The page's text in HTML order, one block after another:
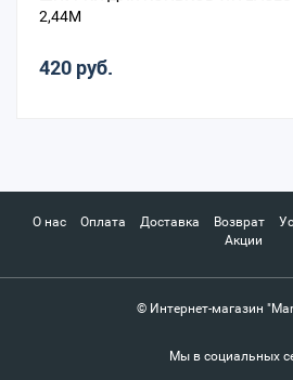
2,44М
420 руб.
О нас Оплата Доставка Возврат
Акции
© Интернет-магазин
Мы в социальных